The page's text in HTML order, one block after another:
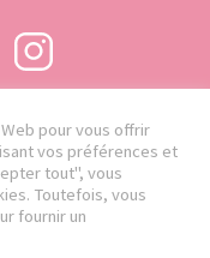
pour vous offrir
vos préférences et
tout", vous
Toutefois, vous
fournir un